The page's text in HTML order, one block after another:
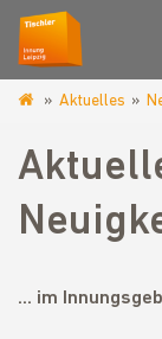
leipzig.de
Aktuelles
... im